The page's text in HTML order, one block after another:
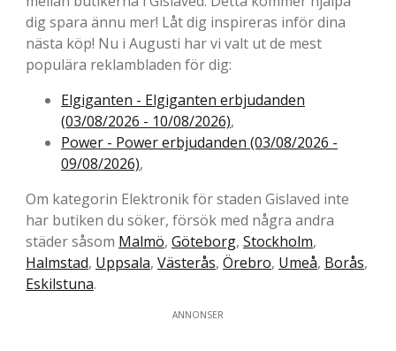
dig spara ännu mer! Låt dig inspireras inför dina
nästa köp! Nu i Augusti har vi valt ut de mest
populära reklambladen för dig:
Elgiganten - Elgiganten erbjudanden
(03/08/2026 - 10/08/2026),
Power - Power erbjudanden (03/08/2026 -
09/08/2026),
Om kategorin Elektronik för staden Gislaved inte
har butiken du söker, försök med några andra
städer såsom Malmö, Göteborg, Stockholm,
Halmstad, Uppsala, Västerås, Örebro, Umeå, Borås,
Eskilstuna.
ANNONSER